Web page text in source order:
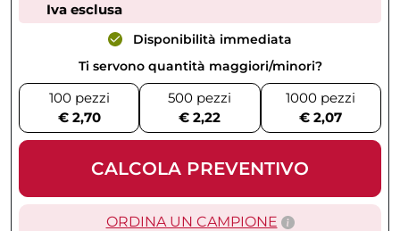
Iva esclusa
Disponibilità immediata
Ti servono quantità maggiori/minori?
100 pezzi
€ 2,70
500 pezzi
€ 2,22
1000 pezzi
€ 2,07
CALCOLA PREVENTIVO
ORDINA UN CAMPIONE